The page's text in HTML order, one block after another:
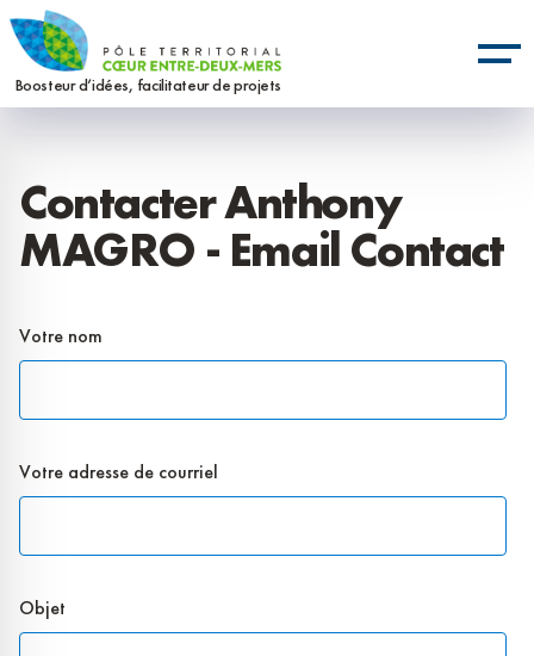
Aller
au
contenu
Boosteur d’idées, facilitateur de projets
Contacter Anthony
MAGRO - Email Contact
Votre nom
Votre adresse de courriel
Objet
Panneau de gestion des cookies